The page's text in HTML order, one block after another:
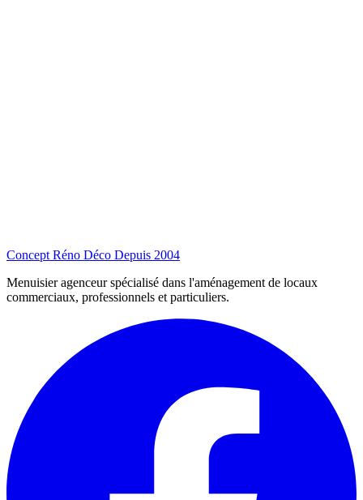
Concept Réno Déco Depuis 2004
Menuisier agenceur spécialisé dans l'aménagement de locaux
commerciaux, professionnels et particuliers.